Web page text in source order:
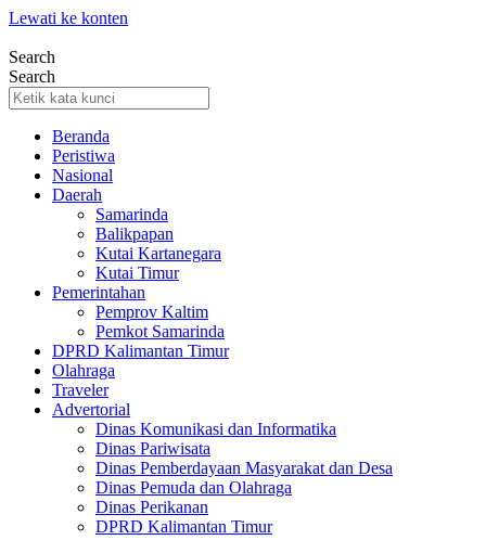
Lewati ke konten
Search
Search
Beranda
Peristiwa
Nasional
Daerah
Samarinda
Balikpapan
Kutai Kartanegara
Kutai Timur
Pemerintahan
Pemprov Kaltim
Pemkot Samarinda
DPRD Kalimantan Timur
Olahraga
Traveler
Advertorial
Dinas Komunikasi dan Informatika
Dinas Pariwisata
Dinas Pemberdayaan Masyarakat dan Desa
Dinas Pemuda dan Olahraga
Dinas Perikanan
DPRD Kalimantan Timur